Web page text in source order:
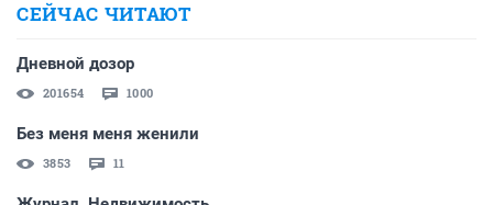
СЕЙЧАС ЧИТАЮТ
Дневной дозор
201654 1000
Без меня меня женили
3853 11